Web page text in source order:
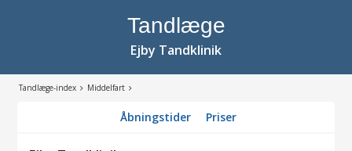
Tandlæge
Ejby Tandklinik
Tandlæge-index Middelfart
Åbningstider Priser